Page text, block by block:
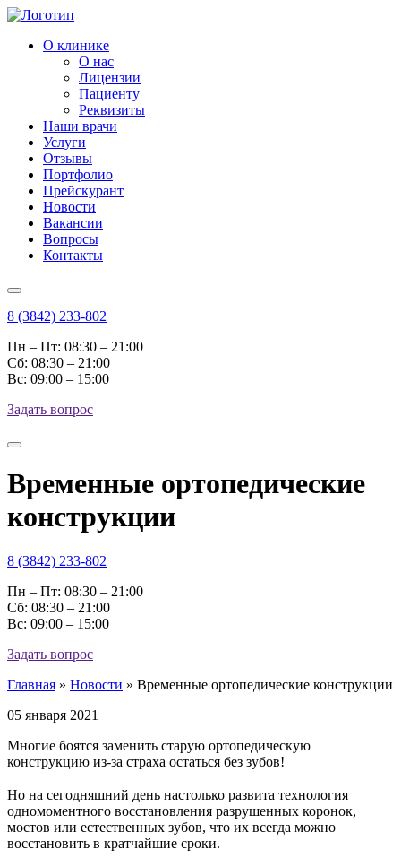
О клинике
О нас
Лицензии
Пациенту
Реквизиты
Наши врачи
Услуги
Отзывы
Портфолио
Прейскурант
Новости
Вакансии
Вопросы
Контакты
8 (3842) 233-802
Пн – Пт: 08:30 – 21:00
Cб: 08:30 – 21:00
Вс: 09:00 – 15:00
Задать вопрос
Временные ортопедические
конструкции
8 (3842) 233-802
Пн – Пт: 08:30 – 21:00
Cб: 08:30 – 21:00
Вс: 09:00 – 15:00
Задать вопрос
Главная » Новости » Временные ортопедические конструкции
05 января 2021
Многие боятся заменить старую ортопедическую
конструкцию из-за страха остаться без зубов!
Но на сегодняшний день настолько развита технология
одномоментного восстановления разрушенных коронок,
мостов или естественных зубов, что их всегда можно
восстановить в кратчайшие сроки.